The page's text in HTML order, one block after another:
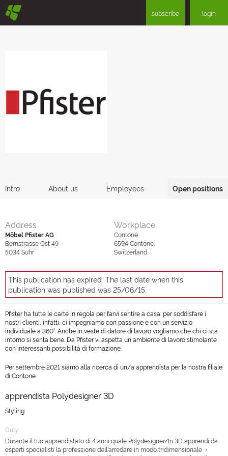
§ subscribe login
Intro About us Employees Open positions
Address
Möbel Pfister AG
Bernstrasse Ost 49
5034Suhr
Workplace
Contone
6594Contone
Switzerland
This publication has expired. The last date when this
publication was published was 25/06/15.
Pfister ha tutte le carte in regola per farvi sentire a casa: per soddisfare i
nostri clienti, infatti, ci impegniamo con passione e con un servizio
individuale a 360°. Anche in veste di datore di lavoro vogliamo che chi ci sta
intorno si senta bene. Da Pfister vi aspetta un ambiente di lavoro stimolante
con interessanti possibilità di formazione.
Per settembre 2021 siamo alla ricerca di un/a apprendista per la nostra filiale
di Contone
apprendista Polydesigner 3D
Styling
Duty
Durante il tuo apprendistato di 4 anni quale Polydesigner/In 3D apprendi da
esperti specialisti la professione dell'arredare in modo tridimensionale •